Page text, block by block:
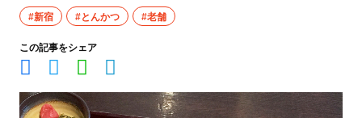
#新宿 #とんかつ #老舗
この記事をシェア